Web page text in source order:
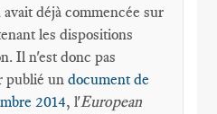
déjà commencée sur
les dispositions
Il n'est donc pas
publié undocument de
2014, l'European